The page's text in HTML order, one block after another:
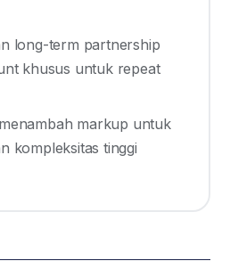
long-term partnership
khusus untuk repeat
markup untuk
kompleksitas tinggi